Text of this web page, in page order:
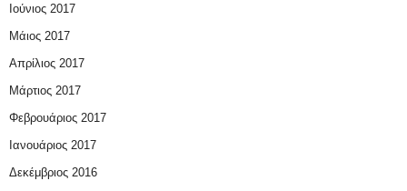
Ιούνιος 2017
Μάιος 2017
Απρίλιος 2017
Μάρτιος 2017
Φεβρουάριος 2017
Ιανουάριος 2017
Δεκέμβριος 2016